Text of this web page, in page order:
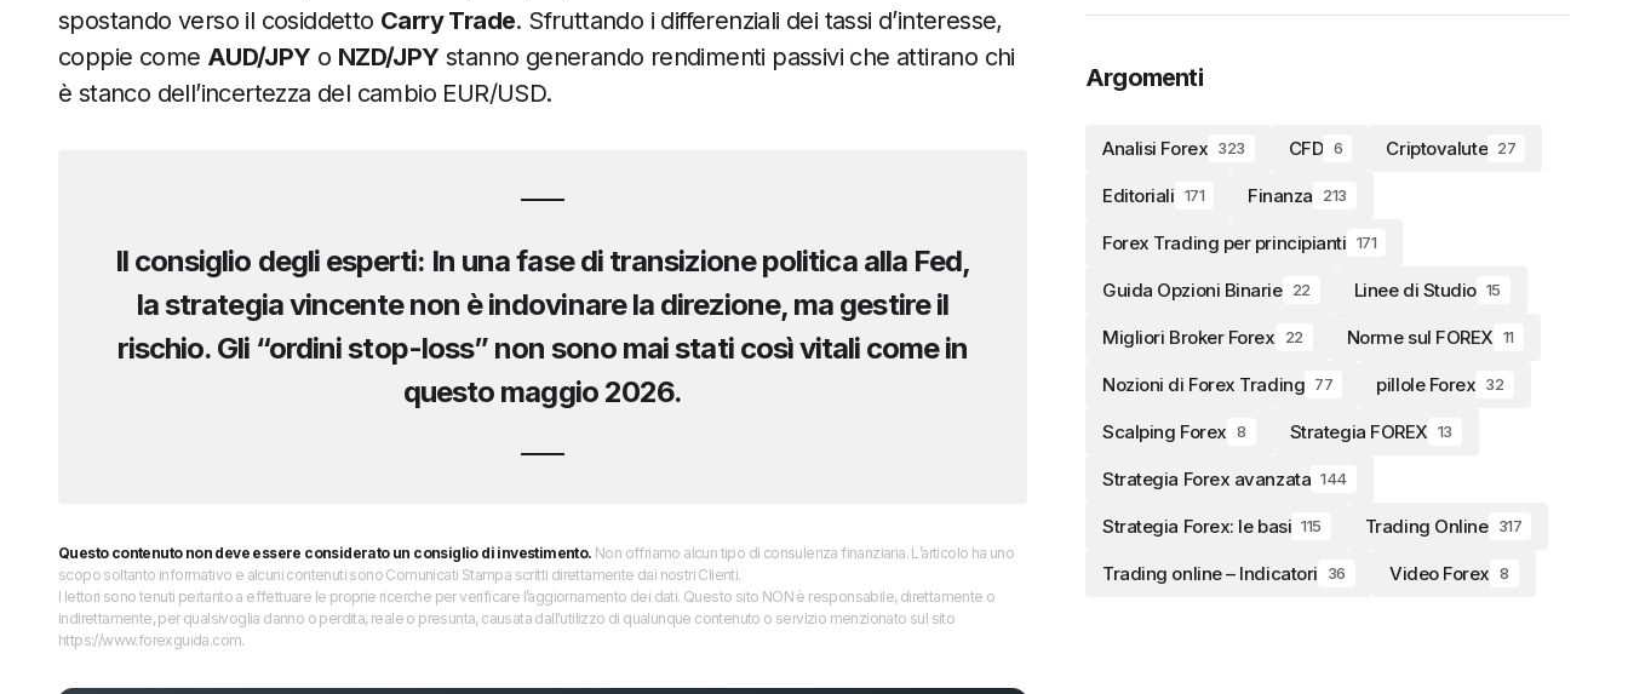
spostando verso il cosiddetto Carry Trade. Sfruttando i differenziali dei tassi d’interesse,
coppie come AUD/JPY o NZD/JPY stanno generando rendimenti passivi che attirano chi
è stanco dell’incertezza del cambio EUR/USD.
Il consiglio degli esperti: In una fase di transizione politica alla Fed,
la strategia vincente non è indovinare la direzione, ma gestire il
rischio. Gli “ordini stop-loss” non sono mai stati così vitali come in
questo maggio 2026.
Questo contenuto non deve essere considerato un consiglio di investimento. Non offriamo alcun tipo di consulenza finanziaria. L’articolo ha uno
scopo soltanto informativo e alcuni contenuti sono Comunicati Stampa scritti direttamente dai nostri Clienti.
I lettori sono tenuti pertanto a effettuare le proprie ricerche per verificare l’aggiornamento dei dati. Questo sito NON è responsabile, direttamente o
indirettamente, per qualsivoglia danno o perdita, reale o presunta, causata dall'utilizzo di qualunque contenuto o servizio menzionato sul sito
https://www.forexguida.com.
Argomenti
Analisi Forex 323 CFD 6 Criptovalute 27
Editoriali 171 Finanza 213
Forex Trading per principianti 171
Guida Opzioni Binarie 22 Linee di Studio 15
Migliori Broker Forex 22 Norme sul FOREX 11
Nozioni di Forex Trading 77 pillole Forex 32
Scalping Forex 8 Strategia FOREX 13
Strategia Forex avanzata 144
Strategia Forex: le basi 115 Trading Online 317
Trading online – Indicatori 36 Video Forex 8